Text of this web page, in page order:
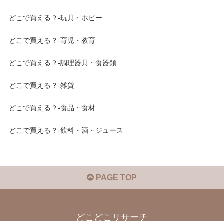
どこで買える？-玩具・ホビー
どこで買える？-育児・教育
どこで買える？-調理器具・食器類
どこで買える？-雑貨
どこで買える？-食品・食材
どこで買える？-飲料・酒・ジュース
PAGE TOP
どこどこリサーチ